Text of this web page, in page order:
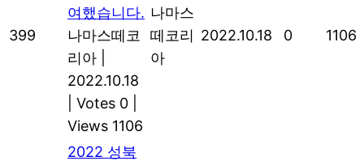
399
여했습니다.
나마스떼코
리아
2022.10.18
Votes 0
Views 1106
나마스
떼코리
아
2022.10.18 0 1106
2022 성북